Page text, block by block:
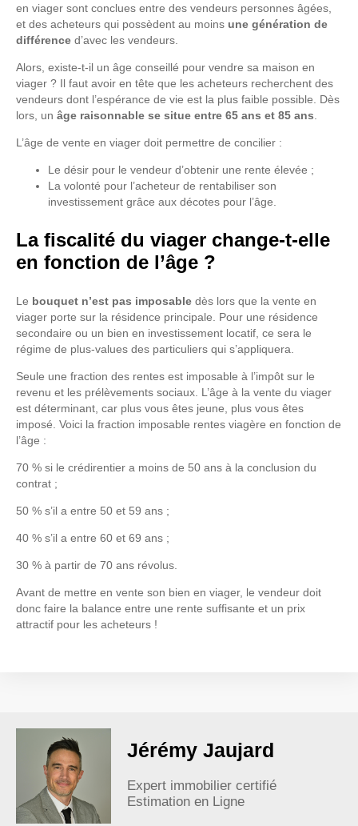
en viager sont conclues entre des vendeurs personnes âgées,
et des acheteurs qui possèdent au moins une génération de
différence d’avec les vendeurs.
Alors, existe-t-il un âge conseillé pour vendre sa maison en
viager ? Il faut avoir en tête que les acheteurs recherchent des
vendeurs dont l’espérance de vie est la plus faible possible. Dès
lors, un âge raisonnable se situe entre 65 ans et 85 ans
L’âge de vente en viager doit permettre de concilier :
Le désir pour le vendeur d’obtenir une rente élevée ;
La volonté pour l’acheteur de rentabiliser son
investissement grâce aux décotes pour l’âge.
La fiscalité du viager change-t-elle
en fonction de l’âge ?
Le bouquet n’est pas imposable dès lors que la vente en
viager porte sur la résidence principale. Pour une résidence
secondaire ou un bien en investissement locatif, ce sera le
régime de plus-values des particuliers qui s’appliquera.
Seule une fraction des rentes est imposable à l’impôt sur le
revenu et les prélèvements sociaux. L’âge à la vente du viager
est déterminant, car plus vous êtes jeune, plus vous êtes
imposé. Voici la fraction imposable rentes viagère en fonction de
l’âge :
70 % si le crédirentier a moins de 50 ans à la conclusion du
contrat ;
50 % s’il a entre 50 et 59 ans ;
40 % s’il a entre 60 et 69 ans ;
30 % à partir de 70 ans révolus.
Avant de mettre en vente son bien en viager, le vendeur doit
donc faire la balance entre une rente suffisante et un prix
attractif pour les acheteurs !
Jérémy Jaujard
Expert immobilier certifié
Estimation en Ligne